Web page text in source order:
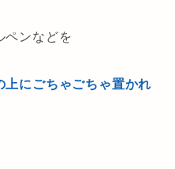
ペンなどを
上にごちゃごちゃ置かれ